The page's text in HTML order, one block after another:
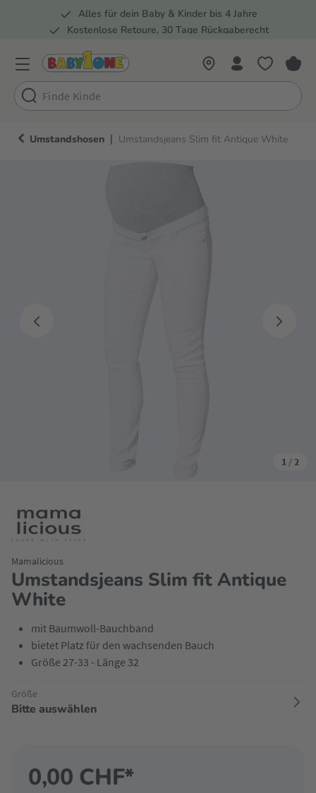
Zur Hauptnavigation springen
Alles für dein Baby & Kinder bis 4 Jahre
Kostenlose Retoure, 30 Tage Rückgaberecht
Umstandshosen | Umstandsjeans Slim fit Antique White
1 / 2
Umstandsjeans Slim fit Antique
White
Mamalicious
mit Baumwoll-Bauchband
bietet Platz für den wachsenden Bauch
Größe 27-33 - Länge 32
Größe
Bitte auswählen
0,00 CHF*